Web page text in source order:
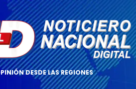
DESDE LAS REGIONES